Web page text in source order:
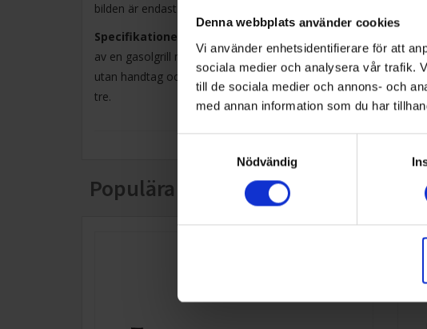
Denna webbplats använder cookies
Vi använder enhetsidentifierare för att
sociala medier och analysera vår trafik.
till de sociala medier och annons- och
med annan information som du har
Nödvändig
bilden är endast en inspirationskälla.
Specifikationer.
av en gasolgrill med fem brännare och en sidobrännare. Total
utan handtag och höjden från mark till bänkskiva är 95 cm
tre.
Populära produkter i denna